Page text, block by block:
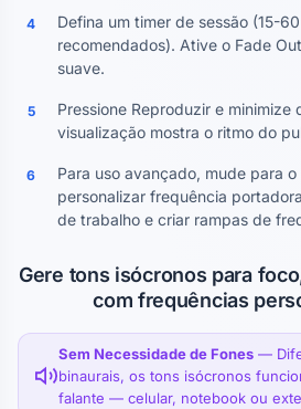
4
Defina um timer de sessão (15-
recomendados). Ative o Fade
suave.
5
Pressione Reproduzir e minimize
visualização mostra o ritmo do
6
Para uso avançado, mude para
personalizar frequência
de trabalho e criar rampas de
Gere tons isócronos para
com frequências
Sem Necessidade de Fones —
binaurais, os tons isócronos
falante — celular, notebook ou